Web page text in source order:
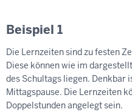
Beispiel 1
Die Lernzeiten sind zu festen
Diese können wie im
des Schultags liegen. Denkbar
Mittagspause. Die Lernzeiten
Doppelstunden angelegt sein.